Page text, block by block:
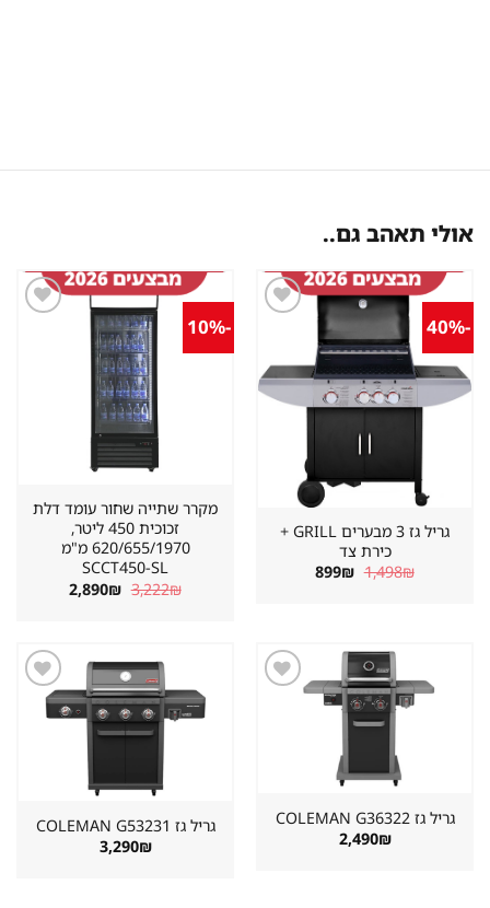
אולי תאהב גם..
במועדפים
גריל גז 3 מבערים GRILL +
כירת צד
1,498₪ המחיר
המקורי
899₪ המחיר
הנוכחי
מקרר שתייה שחור עומד דלת
זכוכית 450 ליטר,
620/655/1970 מ"מ
SCCT450-SL
3,222₪ המחיר
המקורי
2,890₪ המחיר
הנוכחי
גריל גז ⁦COLEMAN G36322⁩
2,490₪
שמור
מוצר
גריל גז ⁦COLEMAN G53231⁩
3,290₪